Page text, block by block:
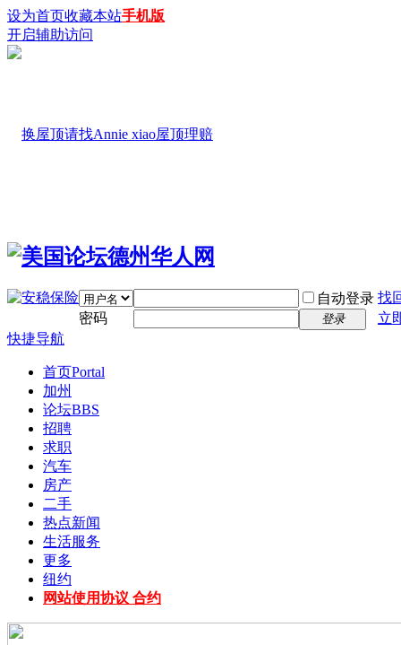
设为首页收藏本站手机版
开启辅助访问
自动登录 找
密码
登录
立
快捷导航
首页Portal
加州
论坛BBS
招聘
求职
汽车
房产
二手
热点新闻
生活服务
更多
纽约
网站使用协议 合约